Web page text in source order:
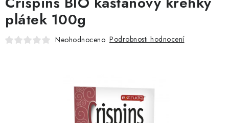
SNACKY
plátek 100g
Neohodnoceno Podrobnosti hodnocení